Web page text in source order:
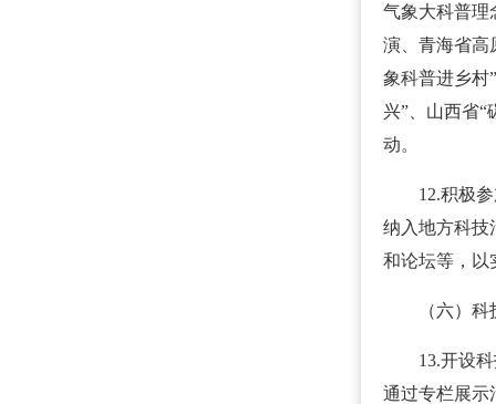
气象大科普理
演、青海省高
象科普进乡村
兴”、山西省
动。
12.积极
纳入地方科技
和论坛等，以
（六）
13.开设
通过专栏展示